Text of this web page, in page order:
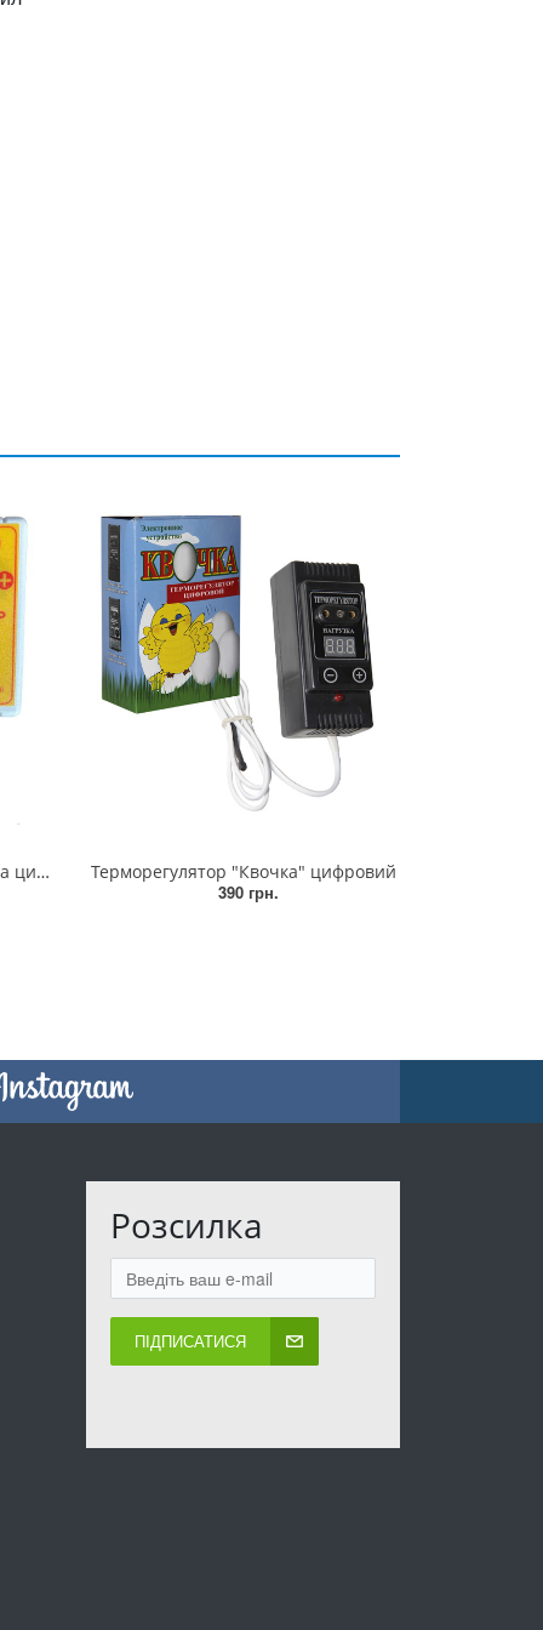
Терморегулятор "Квочка" цифровий
390 грн.
Розсилка
ПІДПИСАТИСЯ